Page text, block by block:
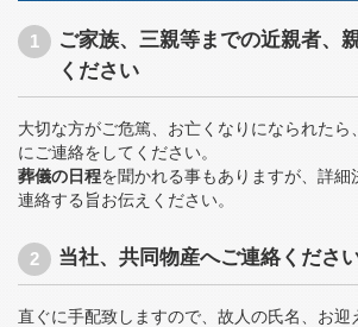
ご家族、三親等までの近親者、
ください
大切な方がご危篤、お亡くなりになられたら
にご連絡をしてください。
葬儀の日程を聞かれる事もありますが、詳細
連絡する旨お伝えください。
当社、共同物産へご連絡くださ
直ぐに手配致しますので、故人の氏名、お迎